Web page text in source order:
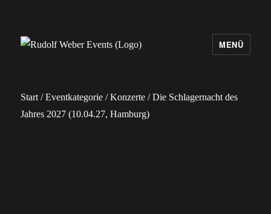
MENÜ
Start /Eventkategorie /Konzerte / Die Schlagernacht des
Jahres 2027 (10.04.27, Hamburg)